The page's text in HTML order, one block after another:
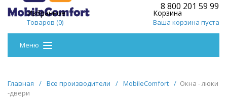
8 800 201 59 99
Избранное
Товаров (0)
Корзина
Ваша корзина пуста
Меню
Главная / Все производители / MobileComfort / Окна - люки
-двери